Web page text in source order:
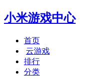
小米游戏中心
首页
云游戏
排行
分类